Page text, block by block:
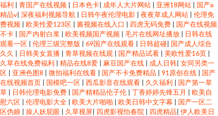
福利 | 青国产在线视频 | 日本色卡| 成年人大片网站 | 亚洲18网站 | 国产a
精品v| 深夜福利视频导航 | 日韩午夜伦理电影 | 夜夜草成人网站 | 伦理免
费视频 | 欧美性爱123区 | 酱视频在线入口 | 四虎无码免费 | 国产在线视频
不卡 | 国产内射白浆 | 欧美视频国产视频 | 毛片在线网址播放 | 日韩在线
观看一区 | 伦理三级完整版 | 69国产在线观看 | 日韩超碰| 国产成人综合
久久 | 日韩美女直播 | 青草视频在线观 | 国产精品试看 | 美欧性爱16页 |
久草在线免费福利 | 精品在线8爱 | 麻豆国产在线 | 成人日韩| 女同另类一
区 | 亚洲色图8 | 微拍福利在线看 | 国产不卡免费精品 | 91原创在线 | 国产
在线视频首页 | 国模吧一区 | 西瓜影音在线观看 | 久久福利 | 国产第一草
草 | 日韩伦理电影免费 | 国产精精品伦子伦 | 丁香婷婷先锋五月 | 欧美自
慰六区 | 伦理电影大全 | 欧美大片啪啪 | 欧美日韩中文字幕 | 国产一区二
区伪娘 | 操人妖屁眼 | 久草视屏| 四虎影视怡春院 | 四虎精品| 伊人欧美日